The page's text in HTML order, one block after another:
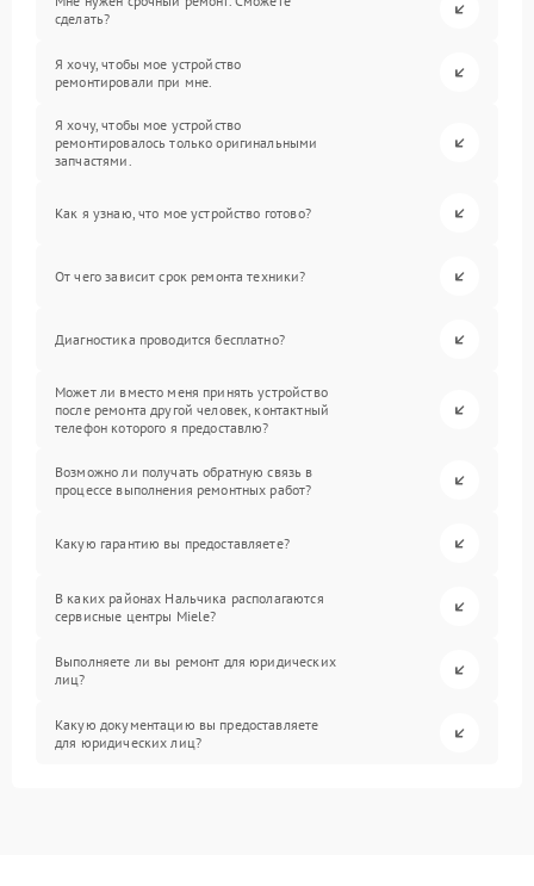
сделать?
Я хочу, чтобы мое устройство
ремонтировали при мне.
Я хочу, чтобы мое устройство
ремонтировалось только оригинальными
запчастями.
Как я узнаю, что мое устройство готово?
От чего зависит срок ремонта техники?
Диагностика проводится бесплатно?
Может ли вместо меня принять устройство
после ремонта другой человек, контактный
телефон которого я предоставлю?
Возможно ли получать обратную связь в
процессе выполнения ремонтных работ?
Какую гарантию вы предоставляете?
В каких районах Нальчика располагаются
сервисные центры Miele?
Выполняете ли вы ремонт для юридических
лиц?
Какую документацию вы предоставляете
для юридических лиц?